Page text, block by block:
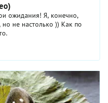
ожидания! Я, конечно,
не настолько )) Как по